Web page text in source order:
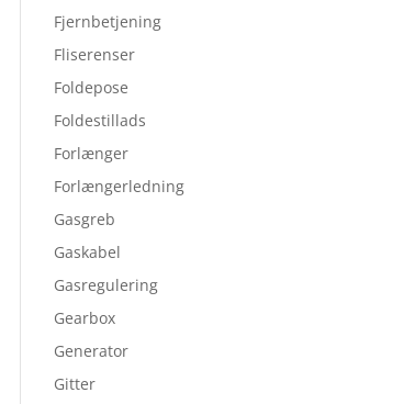
Fjernbetjening
Fliserenser
Foldepose
Foldestillads
Forlænger
Forlængerledning
Gasgreb
Gaskabel
Gasregulering
Gearbox
Generator
Gitter